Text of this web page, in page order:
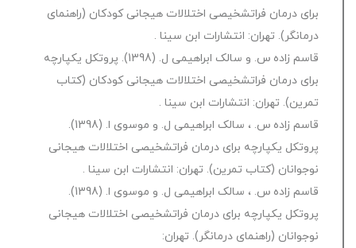
برای درمان فراتشخیصی اختلالات هیجانی کودکان (راهنمای
درمانگر). تهران: انتشارات ابن سینا .
قاسم زاده س. و سالک ابراهیمی ل. (1398). پروتکل یکپارچه
برای درمان فراتشخیصی اختلالات هیجانی کودکان (کتاب
تمرین). تهران: انتشارات ابن سینا .
قاسم زاده س. ، سالک ابراهیمی ل. و موسوی ا. (1398).
پروتکل یکپارچه برای درمان فراتشخیصی اختلالات هیجانی
نوجوانان (کتاب تمرین). تهران: انتشارات ابن سینا .
قاسم زاده س. ، سالک ابراهیمی ل. و موسوی ا. (1398).
پروتکل یکپارچه برای درمان فراتشخیصی اختلالات هیجانی
نوجوانان (راهنمای درمانگر). تهران: